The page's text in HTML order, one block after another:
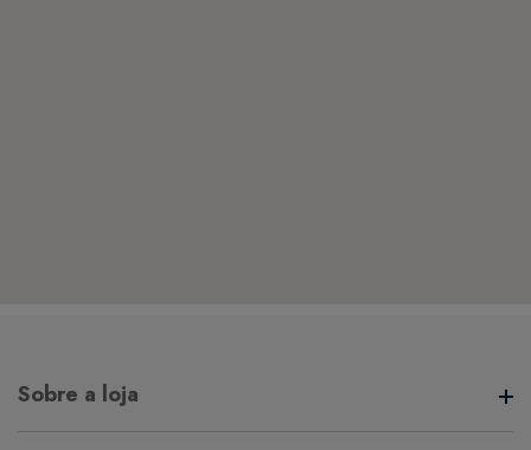
Sobre a loja